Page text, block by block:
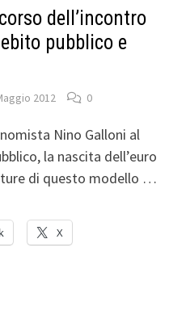
dell’incontro
pubblico e
2012 0
Nino Galloni al
la nascita dell’euro
di questo modello …
X